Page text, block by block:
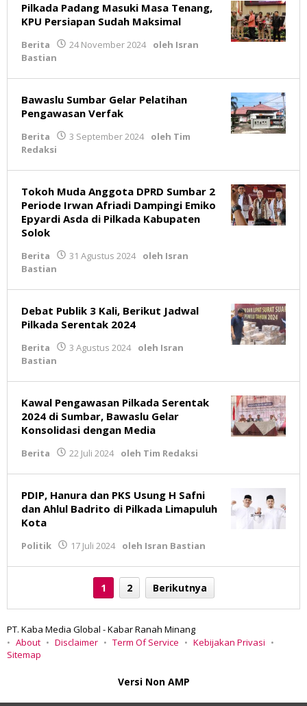
Pilkada Padang Masuki Masa Tenang,
KPU Persiapan Sudah Maksimal
Berita 24 November 2024 oleh Isran
Bastian
Bawaslu Sumbar Gelar Pelatihan
Pengawasan Verfak
Berita 3 September 2024 oleh Tim
Redaksi
Tokoh Muda Anggota DPRD Sumbar 2
Periode Irwan Afriadi Dampingi Emiko
Epyardi Asda di Pilkada Kabupaten
Solok
Berita 31 Agustus 2024 oleh Isran
Bastian
Debat Publik 3 Kali, Berikut Jadwal
Pilkada Serentak 2024
Berita 3 Agustus 2024 oleh Isran
Bastian
Kawal Pengawasan Pilkada Serentak
2024 di Sumbar, Bawaslu Gelar
Konsolidasi dengan Media
Berita 22 Juli 2024 oleh Tim Redaksi
PDIP, Hanura dan PKS Usung H Safni
dan Ahlul Badrito di Pilkada Limapuluh
Kota
Politik 17 Juli 2024 oleh Isran Bastian
1 2 Berikutnya
PT. Kaba Media Global - Kabar Ranah Minang
About
Disclaimer Term Of Service
Kebijakan Privasi
Sitemap
Versi Non AMP